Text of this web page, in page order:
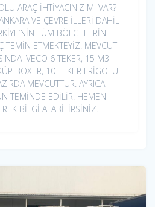
ARAÇ İHTİYACINIZ MI VAR?
VE ÇEVRE İLLERİ DAHİL
TÜM BÖLGELERİNE
TEMİN ETMEKTEYİZ. MEVCUT
IVECO 6 TEKER, 15 M3
BOXER, 10 TEKER FRİGOLU
MEVCUTTUR. AYRICA
TEMİNDE EDİLİR. HEMEN
BİLGİ ALABİLİRSİNİZ.